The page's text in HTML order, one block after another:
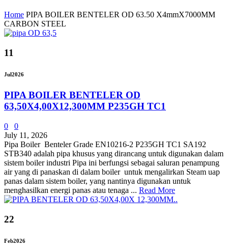
Home PIPA BOILER BENTELER OD 63.50 X4mmX7000MM
CARBON STEEL
11
Jul2026
PIPA BOILER BENTELER OD
63,50X4,00X12,300MM P235GH TC1
0
0
July 11, 2026
Pipa Boiler Benteler Grade EN10216-2 P235GH TC1 SA192
STB340 adalah pipa khusus yang dirancang untuk digunakan dalam
sistem boiler industri Pipa ini berfungsi sebagai saluran penampung
air yang di panaskan di dalam boiler untuk mengalirkan Steam uap
panas dalam sistem boiler, yang nantinya digunakan untuk
menghasilkan energi panas atau tenaga ... Read More
22
Feb2026